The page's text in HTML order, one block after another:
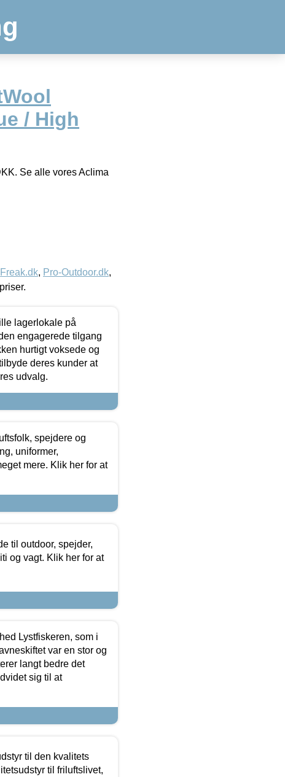
/ High
Se alle vores Aclima
, Pro-Outdoor.dk,
lagerlokale på
engagerede tilgang
hurtigt voksede og
deres kunder at
udvalg.
spejdere og
uniformer,
mere. Klik her for at
til outdoor, spejder,
og vagt. Klik her for at
Lystfiskeren, som i
var en stor og
langt bedre det
sig til at
til den kvalitets
til friluftslivet,